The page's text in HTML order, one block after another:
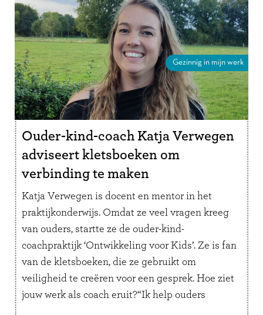
Gezinnig in mijn werk
Ouder-kind-coach Katja Verwegen
adviseert kletsboeken om
verbinding te maken
Katja Verwegen is docent en mentor in het
praktijkonderwijs. Omdat ze veel vragen kreeg
van ouders, startte ze de ouder-kind-
coachpraktijk ‘Ontwikkeling voor Kids’. Ze is fan
van de kletsboeken, die ze gebruikt om
veiligheid te creëren voor een gesprek. Hoe ziet
jouw werk als coach eruit?“Ik help ouders